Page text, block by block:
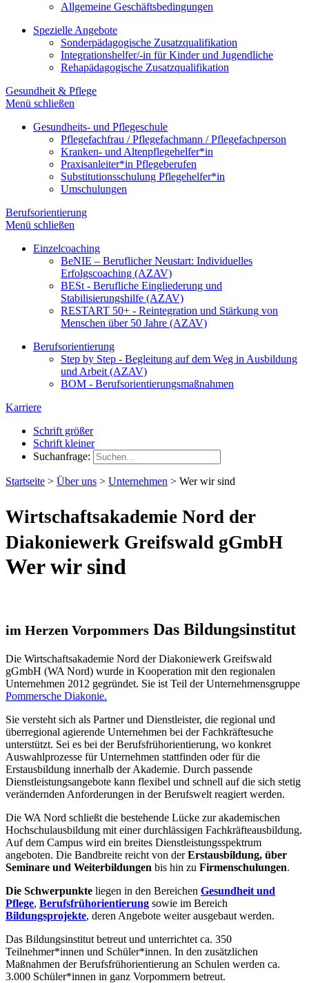
Allgemeine Geschäftsbedingungen
Spezielle Angebote
Sonderpädagogische Zusatzqualifikation
Integrationshelfer/-in für Kinder und Jugendliche
Rehapädagogische Zusatzqualifikation
Gesundheit & Pflege
Menü schließen
Gesundheits- und Pflegeschule
Pflegefachfrau / Pflegefachmann / Pflegefachperson
Kranken- und Altenpflegehelfer*in
Praxisanleiter*in Pflegeberufen
Substitutionsschulung Pflegehelfer*in
Umschulungen
Berufsorientierung
Menü schließen
Einzelcoaching
BeNIE – Beruflicher Neustart: Individuelles
Erfolgscoaching (AZAV)
BESt - Berufliche Eingliederung und
Stabilisierungshilfe (AZAV)
RESTART 50+ - Reintegration und Stärkung von
Menschen über 50 Jahre (AZAV)
Berufsorientierung
Step by Step - Begleitung auf dem Weg in Ausbildung
und Arbeit (AZAV)
BOM - Berufsorientierungsmaßnahmen
Karriere
Schrift größer
Schrift kleiner
Suchanfrage:
Startseite > Über uns > Unternehmen > Wer wir sind
Wirtschaftsakademie Nord der
Diakoniewerk Greifswald gGmbH
Wer wir sind
im Herzen Vorpommers Das Bildungsinstitut
Die Wirtschaftsakademie Nord der Diakoniewerk Greifswald
gGmbH (WA Nord) wurde in Kooperation mit den regionalen
Unternehmen 2012 gegründet. Sie ist Teil der Unternehmensgruppe
Pommersche Diakonie.
Sie versteht sich als Partner und Dienstleister, die regional und
überregional agierende Unternehmen bei der Fachkräftesuche
unterstützt. Sei es bei der Berufsfrühorientierung, wo konkret
Auswahlprozesse für Unternehmen stattfinden oder für die
Erstausbildung innerhalb der Akademie. Durch passende
Dienstleistungsangebote kann flexibel und schnell auf die sich stetig
verändernden Anforderungen in der Berufswelt reagiert werden.
Die WA Nord schließt die bestehende Lücke zur akademischen
Hochschulausbildung mit einer durchlässigen Fachkräfteausbildung.
Auf dem Campus wird ein breites Dienstleistungsspektrum
angeboten. Die Bandbreite reicht von derErstausbildung, über
Seminare und Weiterbildungen bis hin zu Firmenschulungen.
Die Schwerpunkte liegen in den Bereichen Gesundheit und
Pflege, Berufsfrühorientierung sowie im Bereich
Bildungsprojekte, deren Angebote weiter ausgebaut werden.
Das Bildungsinstitut betreut und unterrichtet ca. 350
Teilnehmer*innen und Schüler*innen. In den zusätzlichen
Maßnahmen der Berufsfrühorientierung an Schulen werden ca.
3.000 Schüler*innen in ganz Vorpommern betreut.